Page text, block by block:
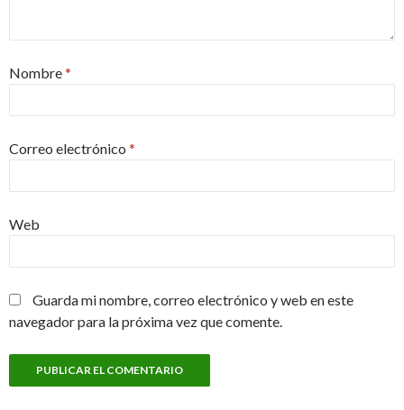
Nombre*
Correo electrónico *
Web
Guarda mi nombre, correo electrónico y web en este
navegador para la próxima vez que comente.